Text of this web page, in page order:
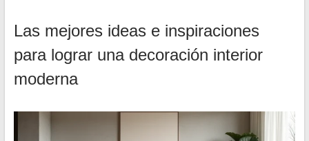
Las mejores ideas e inspiraciones
para lograr una decoración interior
moderna